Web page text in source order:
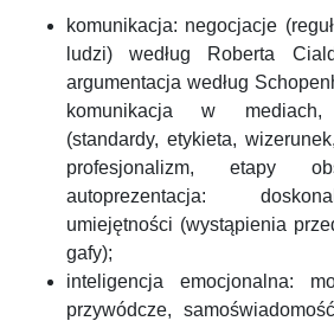
komunikacja: negocjacje
ludzi) według Roberta
argumentacja według
komunikacja w
(standardy, etykieta,
profesjonalizm, etapy
autoprezentacja:
umiejętności (wystąpienia
gafy);
inteligencja emocjonalna:
przywódcze,